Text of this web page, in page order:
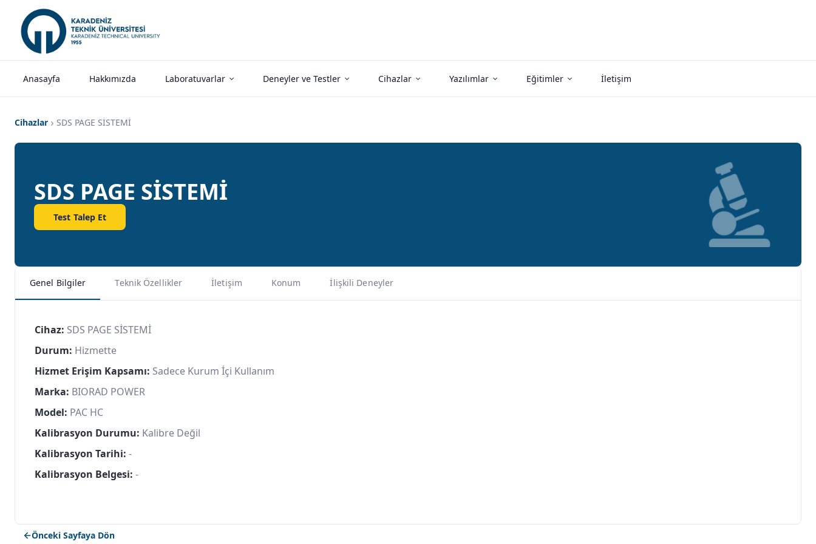
Anasayfa Hakkımızda Laboratuvarlar Deneyler ve Testler Cihazlar Yazılımlar Eğitimler İletişim
Cihazlar SDS PAGE SİSTEMİ
SDS PAGE SİSTEMİ
Test Talep Et
Genel Bilgiler Teknik Özellikler İletişim Konum İlişkili Deneyler
Cihaz: SDS PAGE SİSTEMİ
Durum: Hizmette
Hizmet Erişim Kapsamı: Sadece Kurum İçi Kullanım
Marka: BIORAD POWER
Model: PAC HC
Kalibrasyon Durumu: Kalibre Değil
Kalibrasyon Tarihi: -
Kalibrasyon Belgesi: -
Önceki Sayfaya Dön